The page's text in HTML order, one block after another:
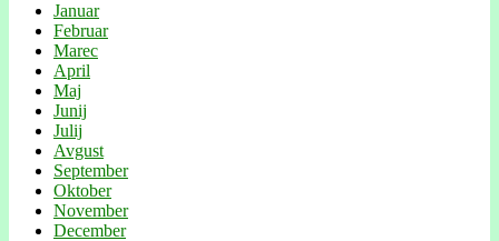
Januar
Februar
Marec
April
Maj
Junij
Julij
Avgust
September
Oktober
November
December